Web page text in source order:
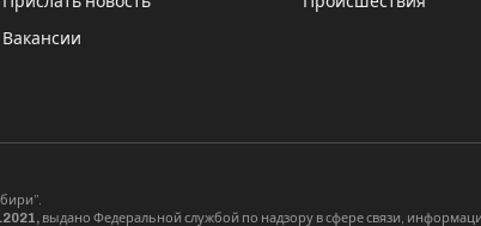
Вакансии
выдано Федеральной службой по надзору в сфере связи,